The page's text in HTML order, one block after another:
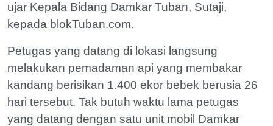
ujar Kepala Bidang Damkar Tuban, Sutaji,
kepada blokTuban.com.
Petugas yang datang di lokasi langsung
melakukan pemadaman api yang membakar
kandang berisikan 1.400 ekor bebek berusia 26
hari tersebut. Tak butuh waktu lama petugas
yang datang dengan satu unit mobil Damkar